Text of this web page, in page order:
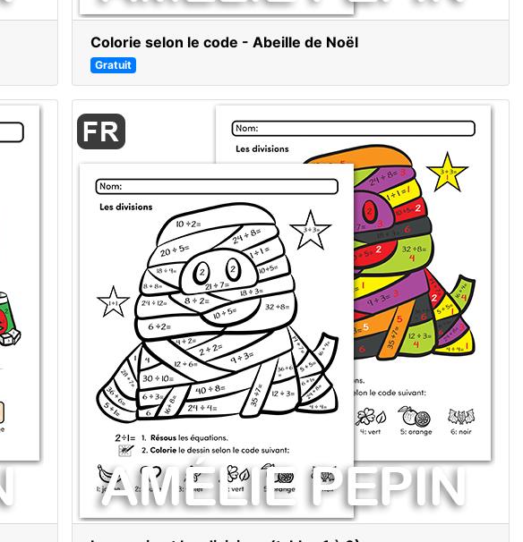
Colorie selon le code - Abeille de Noël
Gratuit